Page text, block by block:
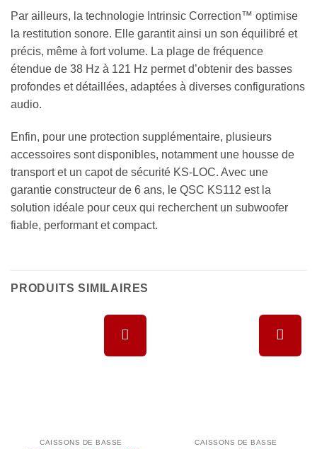
Par ailleurs, la technologie Intrinsic Correction™ optimise
la restitution sonore. Elle garantit ainsi un son équilibré et
précis, même à fort volume. La plage de fréquence
étendue de 38 Hz à 121 Hz permet d’obtenir des basses
profondes et détaillées, adaptées à diverses configurations
audio.
Enfin, pour une protection supplémentaire, plusieurs
accessoires sont disponibles, notamment une housse de
transport et un capot de sécurité KS-LOC. Avec une
garantie constructeur de 6 ans, le QSC KS112 est la
solution idéale pour ceux qui recherchent un subwoofer
fiable, performant et compact.
PRODUITS SIMILAIRES
CAISSONS DE BASSE CAISSONS DE BASSE